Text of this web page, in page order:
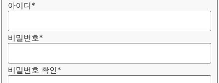
아이디*
비밀번호*
비밀번호 확인*